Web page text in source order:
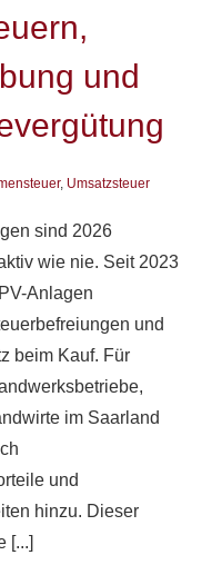
und
, Umsatzsteuer
sind 2026
wie nie. Seit 2023
Anlagen
und
beim Kauf. Für
im Saarland
und
hinzu. Dieser
[...]